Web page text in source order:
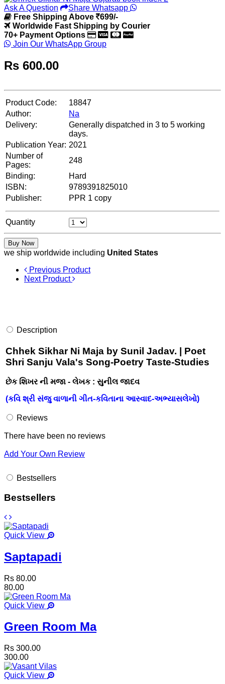
Ask A Question
Share Whatsapp
Free Shipping Above
699/-
Worldwide Fast Shipping by Courier
70+ Payment Options
Join Our WhatsApp Group
Rs 600.00
Product Code:
18847
Author:
Na
Delivery:
Generally dispatched in 3 to 5 working
days.
Publication Year: 2021
Number of
Pages:
248
Binding:
Hard
ISBN:
9789391825010
Publisher:
PPR 1 copy
Quantity
Buy Now
we ship worldwide including United States
Previous Product
Next Product
Description
Chhek Sikhar Ni Maja by Sunil Jadav. | Poet
Shri Sanju Vala's Song-Poetry Taste-Studies
છેક શિખર ની મજા - લેખક : સુનીલ જાદવ
(કવિ શ્રી સંજુ વાળાની ગીત-કવિતાના આસ્વાદ-અભ્યાસલેખો)
Reviews
There have been no reviews
Add Your Own Review
Bestsellers
Bestsellers
Quick View
Saptapadi
Rs 80.00
80.00
Quick View
Green Room Ma
Rs 300.00
300.00
Quick View